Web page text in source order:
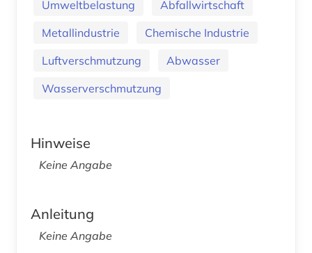
Umweltbelastung
Abfallwirtschaft
Metallindustrie
Chemische Industrie
Luftverschmutzung
Abwasser
Wasserverschmutzung
Hinweise
Keine Angabe
Anleitung
Keine Angabe